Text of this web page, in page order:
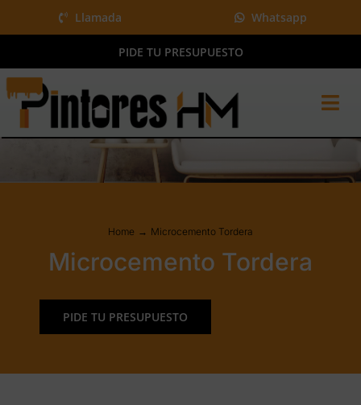
al
Llamada Whatsapp
PIDE TU PRESUPUESTO
Pintura y más
QUIÉNES SOMOS
BLOG
Presupuesto gratis
Home Microcemento Tordera
Microcemento Tordera
PIDE TU PRESUPUESTO